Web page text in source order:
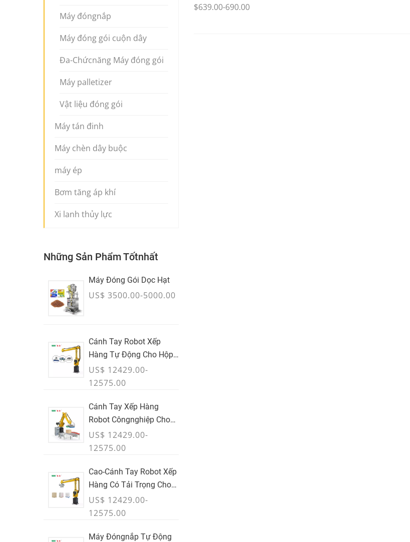
$639.00-690.00
Máy đóngnắp
Máy đóng gói cuộn dây
Đa-Chứcnăng Máy đóng gói
Máy palletizer
Vật liệu đóng gói
Máy tán đinh
Máy chèn dây buộc
máy ép
Bơm tăng áp khí
Xi lanh thủy lực
Những Sản Phẩm Tốtnhất
Máy Đóng Gói Dọc Hạt
US$ 3500.00-5000.00
Cánh Tay Robot Xếp
Hàng Tự Động Cho Hộp
& Túi Xách
US$ 12429.00-
12575.00
Cánh Tay Xếp Hàng
Robot Côngnghiệp Cho
Hộp & Trường Hợp
US$ 12429.00-
12575.00
Cao-Cánh Tay Robot Xếp
Hàng Có Tải Trọng Cho
Thùng Carton, Túi Xách &
Container Số Lượng Lớn -
US$ 12429.00-
12575.00
Máy Đóngnắp Tự Động